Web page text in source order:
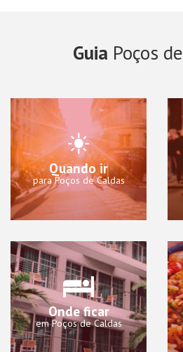
Guia Poços
Quando ir
para Poços de Caldas
Onde ficar
em Poços de Caldas